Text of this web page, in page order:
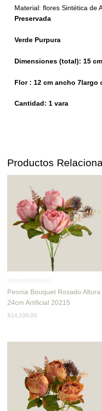
Material: flores Sintética de
Preservada
Verde Purpura
Dimensiones (total): 15
Flor : 12 cm ancho 7largo
Cantidad: 1 vara
Productos
Flores Artificiales
Peonia Bouquet Rosado Altura
24cm Artificial 20215
$14,100.00